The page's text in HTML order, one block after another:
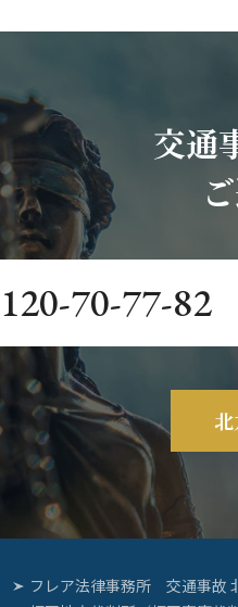
交通
70-77-82
フレア法律事務所 交通事故